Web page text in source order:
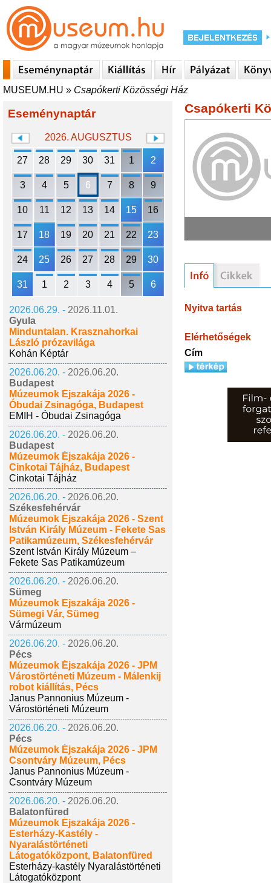
MUSEUM.HU » Csapókerti Közösségi Ház
Eseménynaptár
2026. AUGUSZTUS
27 28 29 30 31 1 2
3 4 5 6 7 8 9
10 11 12 13 14 15 16
17 18 19 20 21 22 23
24 25 26 27 28 29 30
31 1 2 3 4 5 6
2026.06.29. - 2026.11.01.
Gyula
Minduntalan. Krasznahorkai
László prózavilága
Kohán Képtár
2026.06.20. - 2026.06.20.
Budapest
Múzeumok Éjszakája 2026 -
Óbudai Zsinagóga, Budapest
EMIH - Óbudai Zsinagóga
2026.06.20. - 2026.06.20.
Budapest
Múzeumok Éjszakája 2026 -
Cinkotai Tájház, Budapest
Cinkotai Tájház
2026.06.20. - 2026.06.20.
Székesfehérvár
Múzeumok Éjszakája 2026 - Szent
István Király Múzeum - Fekete Sas
Patikamúzeum, Székesfehérvár
Szent István Király Múzeum –
Fekete Sas Patikamúzeum
2026.06.20. - 2026.06.20.
Sümeg
Múzeumok Éjszakája 2026 -
Sümegi Vár, Sümeg
Vármúzeum
2026.06.20. - 2026.06.20.
Pécs
Múzeumok Éjszakája 2026 - JPM
Várostörténeti Múzeum - Málenkij
robot kiállítás, Pécs
Janus Pannonius Múzeum -
Várostörténeti Múzeum
2026.06.20. - 2026.06.20.
Pécs
Múzeumok Éjszakája 2026 - JPM
Csontváry Múzeum, Pécs
Janus Pannonius Múzeum -
Csontváry Múzeum
2026.06.20. - 2026.06.20.
Balatonfüred
Múzeumok Éjszakája 2026 -
Esterházy-Kastély -
Nyaralástörténeti
Látogatóközpont, Balatonfüred
Esterházy-kastély Nyaralástörténeti
Látogatóközpont
Csapókerti
Nyitva tartás
Elérhetőségek
Cím